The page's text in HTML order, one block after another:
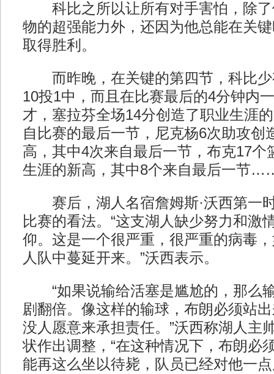
科比之所以让所有对手害怕，除了
物的超强能力外，还因为他总能在关
取得胜利。
而昨晚，在关键的第四节，科比少
10投1中，而且在比赛最后的4分钟内
才，塞拉芬全场14分创造了职业生涯
自比赛的最后一节，尼克杨6次助攻创
高，其中4次来自最后一节，布克17个
生涯的新高，其中8个来自最后一节
赛后，湖人名宿詹姆斯·沃西第一
比赛的看法。“这支湖人缺少努力和激
仰。这是一个很严重，很严重的病毒
人队中蔓延开来。”沃西表示。
“如果说输给活塞是尴尬的，那么
剧翻倍。像这样的输球，布朗必须站
没人愿意来承担责任。”沃西称湖人主
状作出调整，“在这种情况下，布朗必
能再这么坐以待毙，队员已经对他一